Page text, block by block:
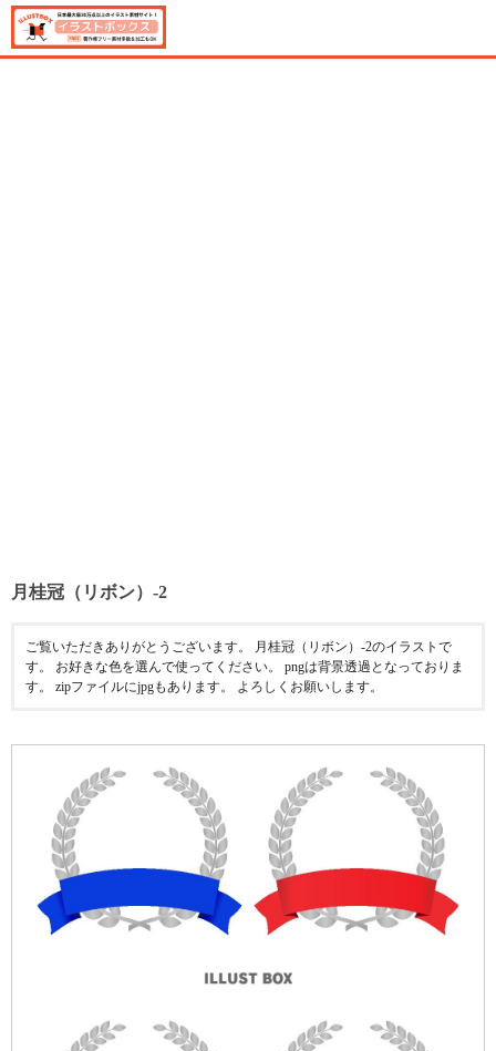
月桂冠（リボン）-2
ご覧いただきありがとうございます。 月桂冠（リボン）-2のイラストで
す。 お好きな色を選んで使ってください。 pngは背景透過となっておりま
す。 zipファイルにjpgもあります。 よろしくお願いします。